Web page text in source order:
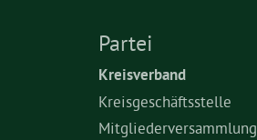
Partei
Kreisverband
Kreisgeschäftsstelle
Mitgliederversammlung